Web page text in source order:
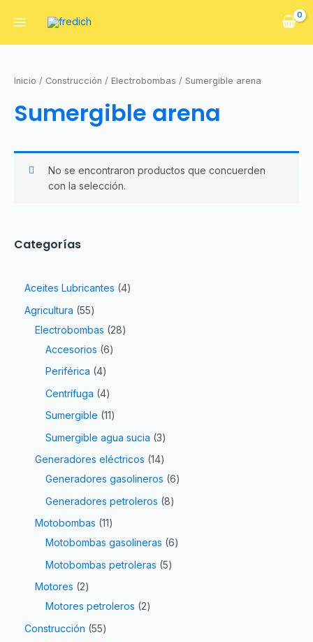
Categorías
Aceites Lubricantes 4
Agricultura 55
Electrobombas
28
Accesorios 6
Periférica 4
Centrífuga 4
Sumergible 11
Sumergible agua sucia 3
Generadores eléctricos 14
Generadores gasolineros 6
Generadores petroleros 8
Motobombas 11
Motobombas gasolineras 6
Motobombas petroleras 5
Motores
2
Motores petroleros
2
Construcción 55
Inicio / Construcción / Electrobombas / Sumergible arena
Sumergible arena
No se encontraron productos que concuerden
con la selección.